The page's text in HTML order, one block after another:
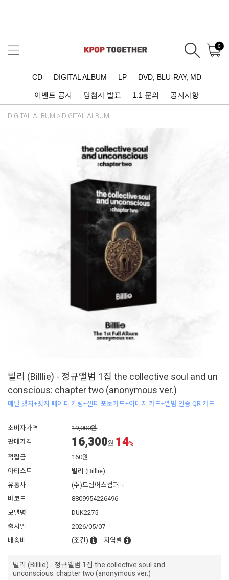
0
CD DIGITAL ALBUM LP DVD, BLU-RAY, MD
이벤트 공지 당첨자 발표 1:1 문의 공지사항
DIGITAL ALBUM DIGITAL ALBUM
빌리 (Billlie) - 정규앨범 1집 the collective soul and un
conscious: chapter two (anonymous ver.)
메탈 뱃지+뱃지 페이퍼 키링+셀피 포토카드+이미지 카드+앨범 인증 QR 카드
소비자가격
19,000원
판매가격
16,300원 14%
적립금
160원
아티스트
빌리 (Billlie)
유통사
(주)드림어스컴퍼니
바코드
8809954226496
모델명
DUK2275
출시일
2026/05/07
배송비
(조건) 지역별
빌리 (Billlie) - 정규앨범 1집 the collective soul and
unconscious: chapter two (anonymous ver.)